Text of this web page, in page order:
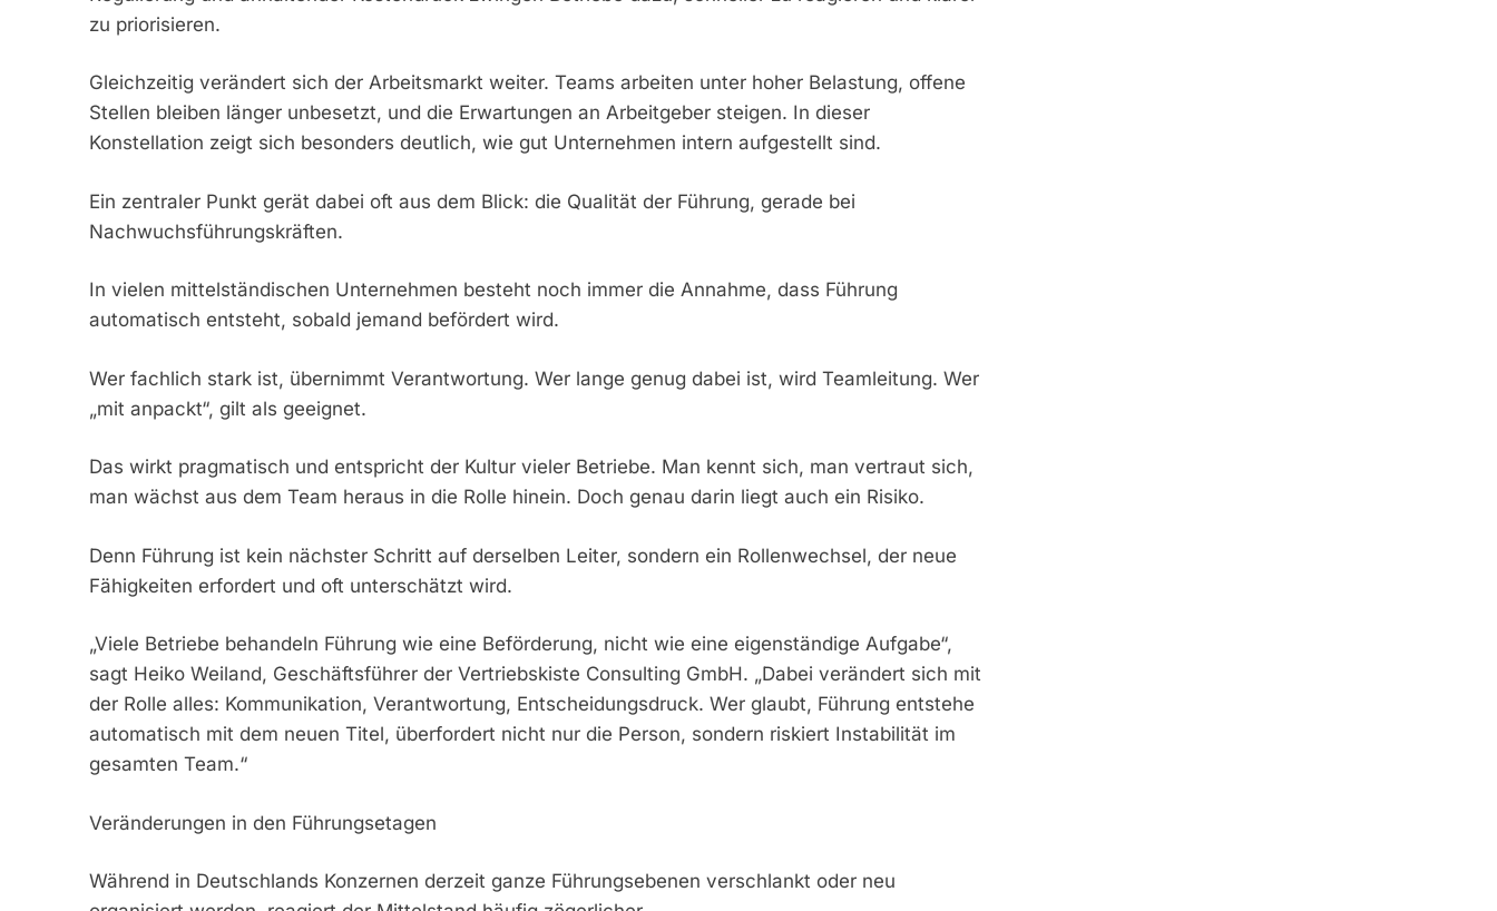
zu priorisieren.
Gleichzeitig verändert sich der Arbeitsmarkt weiter. Teams arbeiten unter hoher Belastung, offene
Stellen bleiben länger unbesetzt, und die Erwartungen an Arbeitgeber steigen. In dieser
Konstellation zeigt sich besonders deutlich, wie gut Unternehmen intern aufgestellt sind.
Ein zentraler Punkt gerät dabei oft aus dem Blick: die Qualität der Führung, gerade bei
Nachwuchsführungskräften.
In vielen mittelständischen Unternehmen besteht noch immer die Annahme, dass Führung
automatisch entsteht, sobald jemand befördert wird.
Wer fachlich stark ist, übernimmt Verantwortung. Wer lange genug dabei ist, wird Teamleitung. Wer
„mit anpackt“, gilt als geeignet.
Das wirkt pragmatisch und entspricht der Kultur vieler Betriebe. Man kennt sich, man vertraut sich,
man wächst aus dem Team heraus in die Rolle hinein. Doch genau darin liegt auch ein Risiko.
Denn Führung ist kein nächster Schritt auf derselben Leiter, sondern ein Rollenwechsel, der neue
Fähigkeiten erfordert und oft unterschätzt wird.
„Viele Betriebe behandeln Führung wie eine Beförderung, nicht wie eine eigenständige Aufgabe“,
sagt Heiko Weiland, Geschäftsführer der Vertriebskiste Consulting GmbH. „Dabei verändert sich mit
der Rolle alles: Kommunikation, Verantwortung, Entscheidungsdruck. Wer glaubt, Führung entstehe
automatisch mit dem neuen Titel, überfordert nicht nur die Person, sondern riskiert Instabilität im
gesamten Team.“
Veränderungen in den Führungsetagen
Während in Deutschlands Konzernen derzeit ganze Führungsebenen verschlankt oder neu